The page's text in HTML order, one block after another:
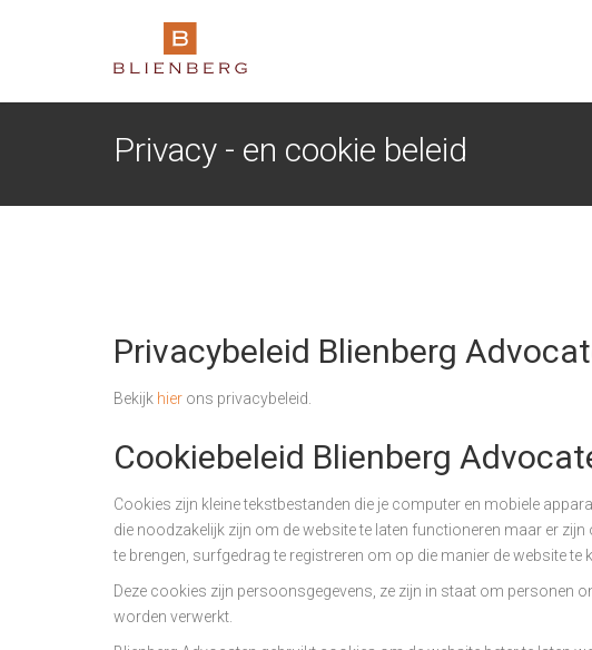
Privacy - en cookie beleid
Privacybeleid Blienberg
Bekijk hier ons privacybeleid.
Cookiebeleid Blienberg
Cookies zijn kleine tekstbestanden die je computer en mobiele
die noodzakelijk zijn om de website te laten functioneren maar er
te brengen, surfgedrag te registreren om op die manier de website te
Deze cookies zijn persoonsgegevens, ze zijn in staat om personen
worden verwerkt.